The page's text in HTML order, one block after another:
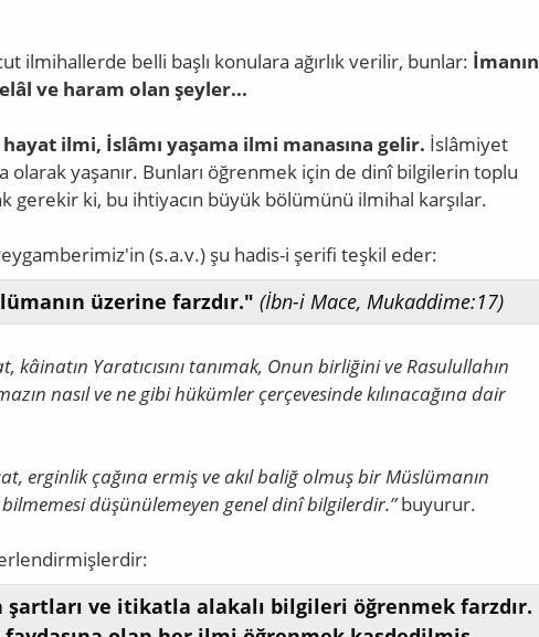
ilmihallerde belli başlı konulara ağırlık verilir, bunlar: İmanın
ve haram olan şeyler...
ilmi, İslâmı yaşama ilmi manasına gelir. İslâmiyet
olarak yaşanır. Bunları öğrenmek için de dinî bilgilerin toplu
gerekir ki, bu ihtiyacın büyük bölümünü ilmihal karşılar.
(s.a.v.) şu hadis-i şerifi teşkil eder:
üzerine farzdır." (İbn-i Mace, Mukaddime:17)
kâinatın Yaratıcısını tanımak, Onun birliğini ve Rasulullahın
nasıl ve ne gibi hükümler çerçevesinde kılınacağına dair
erginlik çağına ermiş ve akıl baliğ olmuş bir Müslümanın
düşünülemeyen genel dinî bilgilerdir.”buyurur.
şartları ve itikatla alakalı bilgileri öğrenmek farzdır.